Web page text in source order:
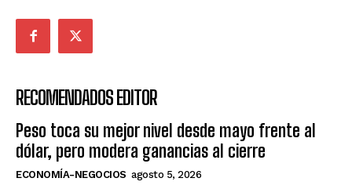
RECOMENDADOS EDITOR
Peso toca su mejor nivel desde mayo frente al
dólar, pero modera ganancias al cierre
ECONOMÍA-NEGOCIOS agosto 5, 2026